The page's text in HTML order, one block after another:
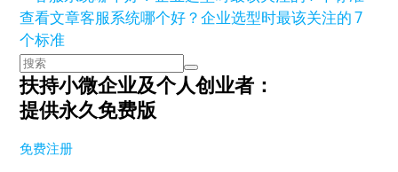
查看文章客服系统哪个好？企业选型时最该关注的 7
个标准
扶持小微企业及个人创业者：
提供永久免费版
免费注册